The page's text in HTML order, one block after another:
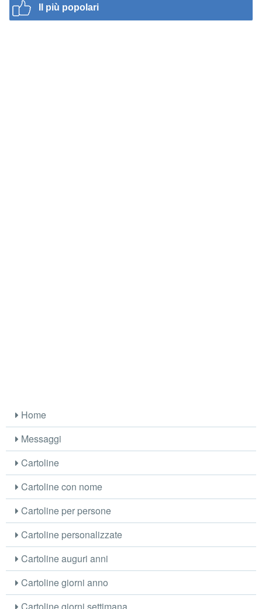
Il più popolari
Home
Messaggi
Cartoline
Cartoline con nome
Cartoline per persone
Cartoline personalizzate
Cartoline auguri anni
Cartoline giorni anno